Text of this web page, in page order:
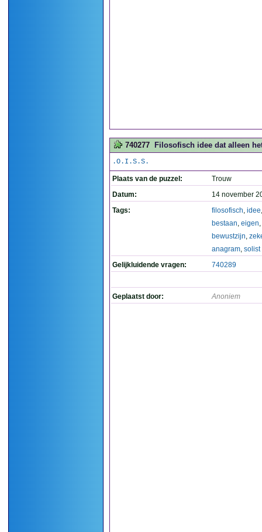
740277 Filosofisch idee dat alleen
.O.I.S.S.
Plaats van de puzzel:
Trouw
Datum:
14 november
Tags:
filosofisch, idee
bestaan, eigen,
bewustzijn,
anagram, solist
Gelijkluidende vragen:
740289
Geplaatst door: Anoniem